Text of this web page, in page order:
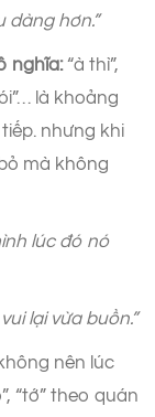
dàng hơn.”
nghĩa:“à thì”,
là khoảng
nhưng khi
mà không
lúc đó nó
lại vừa buồn.”
nên lúc
“tớ” theo quán